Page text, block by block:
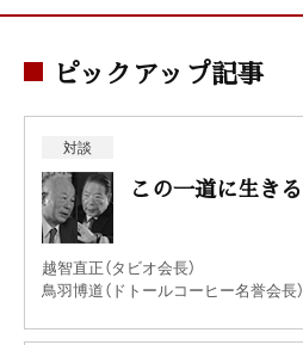
ピックアップ記事
対談
この一道に生きる
越智直正（タビオ会長）
鳥羽博道（ドトールコーヒー名誉会長）